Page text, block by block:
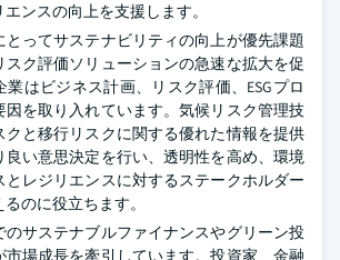
ンスの向上を支援します。
とってサステナビリティの向上が優先課題
スク評価ソリューションの急速な拡大を促
業はビジネス計画、リスク評価、ESGプロ
因を取り入れています。気候リスク管理技
クと移行リスクに関する優れた情報を提供
良い意思決定を行い、透明性を高め、環境
とレジリエンスに対するステークホルダー
のに役立ちます。
のサステナブルファイナンスやグリーン投
市場成長を牽引しています。投資家、金融